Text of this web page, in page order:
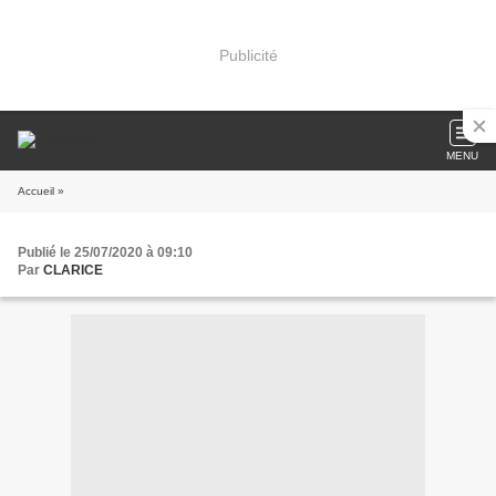
Publicité
MENU
Accueil »
Publié le 25/07/2020 à 09:10
Par CLARICE